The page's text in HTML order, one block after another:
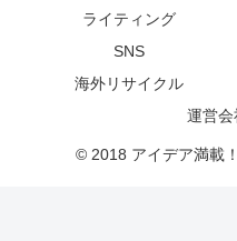
ライティング
SNS
海外リサイクル
運営会
© 2018 アイデア満載